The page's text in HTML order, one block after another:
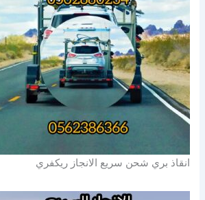
انقاذ بري شحن سريع الانجاز ريكفري